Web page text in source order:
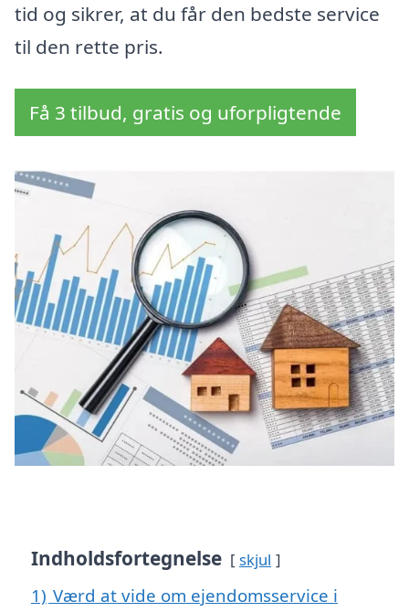
tid og sikrer, at du får den bedste service
til den rette pris.
Få 3 tilbud, gratis og uforpligtende
Indholdsfortegnelse skjul
1) Værd at vide om ejendomsservice i